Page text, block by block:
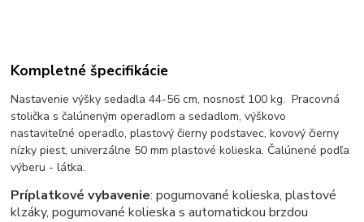
Kompletné špecifikácie
Nastavenie výšky sedadla 44-56 cm, nosnosť 100 kg. Pracovná
stolička s čalúneným operadlom a sedadlom, výškovo
nastaviteľné operadlo, plastový čierny podstavec, kovový čierny
nízky piest, univerzálne 50 mm plastové kolieska. Čalúnené podľa
výberu - látka.
Príplatkové vybavenie: pogumované kolieska, plastové
klzáky, pogumované kolieska s automatickou brzdou